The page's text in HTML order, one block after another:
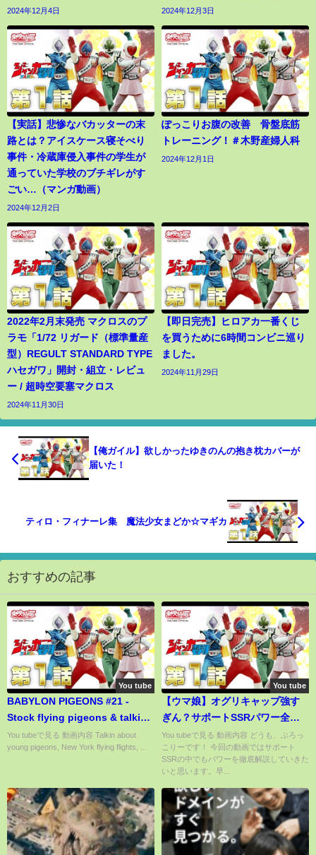
2024年12月4日 2024年12月3日
【実話】悲惨なバカッターの末
路とは？アイスケース寝そべり
事件・冷蔵庫侵入事件の学生が
通っていた学校のブチギレがす
ごい…（マンガ動画）
2024年12月2日
ぽっこりお腹の改善 骨盤底筋
トレーニング！＃木野産婦人科
2024年12月1日
2022年2月末発売 マクロスのプ
ラモ「1/72 リガード（標準量産
型）REGULT STANDARD TYPE
ハセガワ」開封・組立・レビュ
ー / 超時空要塞マクロス
2024年11月30日
【即日完売】ヒロアカ一番くじ
を買うために6時間コンビニ巡り
ました。
2024年11月29日
【俺ガイル】欲しかったゆきのんの抱き枕カバーが
届いた！
ティロ・フィナーレ集 魔法少女まどか☆マギカ
おすすめの記事
You tube
BABYLON PIGEONS #21 -
Stock flying pigeons & talkin
New York colors
You tubeで見る 動画内容 Talkin about
young pigeons, New York flying flights, ...
You tube
【ウマ娘】オグリキャップ強す
ぎん？サポートSSRパワー全４
種、徹底比較！パワーSSRはど
れも優秀な性能をしているので
使い分けが重要ですね【攻略/育
ルコン】
You tubeで見る 動画内容 どうも、ぶろっ
こりーです！ 今回の動画ではサポート
SSRの中でもパワーを徹底解説していきた
いと思います。早...